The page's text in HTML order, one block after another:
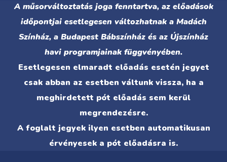
A műsorváltoztatás joga fenntartva, az előadások
időpontjai esetlegesen változhatnak a Madách
Színház, a Budapest Bábszínház és az Újszínház
havi programjainak függvényében.
Esetlegesen elmaradt előadás esetén jegyet
csak abban az esetben váltunk vissza, ha a
meghirdetett pót előadás sem kerül
megrendezésre.
A foglalt jegyek ilyen esetben automatikusan
érvényesek a pót előadásra is.